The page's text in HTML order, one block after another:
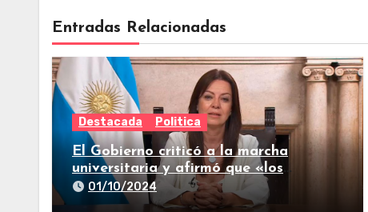
Entradas Relacionadas
Destacada Politica
El Gobierno criticó a la marcha
universitaria y afirmó que «los
reclamos están todos resueltos»
01/10/2024